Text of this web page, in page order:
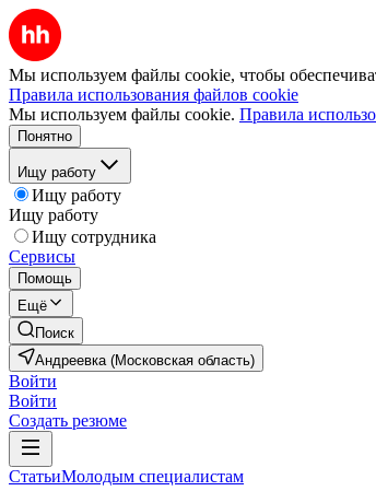
Мы используем файлы cookie, чтобы
Правила использования файлов cookie
Мы используем файлы cookie. Правила
Понятно
Ищу работу
Ищу работу
Ищу работу
Ищу сотрудника
Сервисы
Помощь
Ещё
Поиск
Андреевка (Московская область)
Войти
Войти
Создать резюме
СтатьиМолодым специалистам